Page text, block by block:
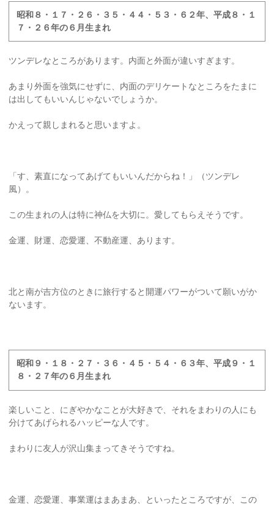
昭和８・１７・２６・３５・４４・５３・６２年、平成８・１
７・２６年の６月生まれ
ツンデレなところがあります。内面と外面が違いすぎます。
あまり外面を強気にせずに、内面のデリケートなところをたまに
は出してもいいんじゃないでしょうか。
かえって親しまれると思いますよ。
「す、素直になってあげてもいいんだからね！」（ツンデレ
風）。
この生まれの人は特に神仏を大切に。愛してもらえそうです。
金運、財運、恋愛運、不動産運、あります。
北と南が吉方位のときに旅行すると開運パワーがついて願いがか
ないます。
昭和９・１８・２７・３６・４５・５４・６３年、平成９・１
８・２７年の６月生まれ
楽しいこと、にぎやかなことが大好きで、それをまわりの人にも
分けてあげられるハッピーな人です。
まわりに友人が沢山集まってきそうですね。
金運、恋愛運、事業運はまあまあ、といったところですが、この